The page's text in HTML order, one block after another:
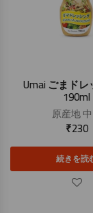
Umai ごまド
190ml
原産地
₹230
続きを読